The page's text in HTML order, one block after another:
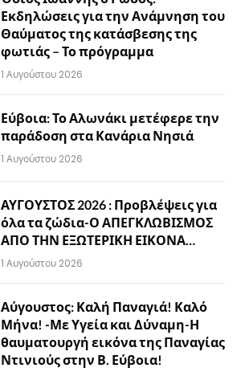
Εκδηλώσεις για την Ανάμνηση του
Θαύματος της κατάσβεσης της
φωτιάς – Το πρόγραμμα
1 Αυγούστου 2026
Εύβοια: Το Αλωνάκι μετέφερε την
παράδοση στα Κανάρια Νησιά
1 Αυγούστου 2026
ΑΥΓΟΥΣΤΟΣ 2026 : Προβλέψεις για
όλα τα ζώδια-Ο ΑΠΕΓΚΛΩΒΙΣΜΟΣ
ΑΠΟ ΤΗΝ ΕΞΩΤΕΡΙΚΗ ΕΙΚΟΝΑ…
1 Αυγούστου 2026
Αύγουστος: Καλή Παναγιά! Καλό
Μήνα! -Με Υγεία και Δύναμη-Η
θαυματουργή εικόνα της Παναγίας
Ντινιούς στην Β. Εύβοια!